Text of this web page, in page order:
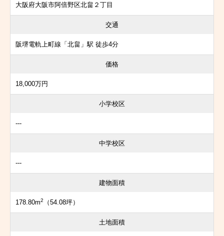
大阪府大阪市阿倍野区北畠２丁目
交通
阪堺電軌上町線「北畠」駅 徒歩4分
価格
18,000万円
小学校区
---
中学校区
---
建物面積
178.80m2 （54.08坪）
土地面積